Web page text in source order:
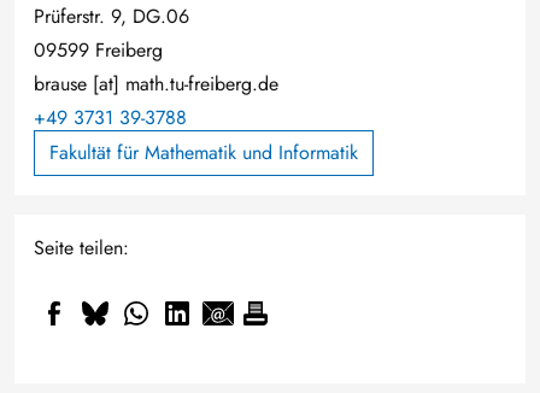
Prüferstr. 9, DG.06
09599 Freiberg
brause [at] math.tu-freiberg.de
+49 3731 39-3788
Fakultät für Mathematik und Informatik
Seite teilen: